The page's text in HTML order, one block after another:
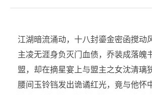
江湖暗流涌动，十八封鎏金密函搅动
主凌无涯身负灭门血债，乔装成落魄
盟，却在摘星宴上与盟主之女沈清璃
腰间玉铃铛发出诡谲红光，竟与他怀